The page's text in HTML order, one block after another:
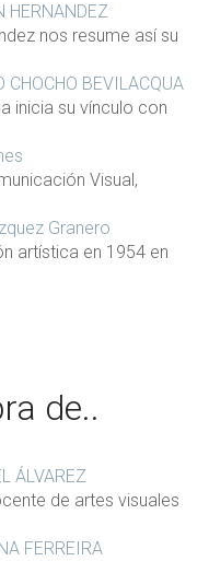
HERNANDEZ
nos resume así su
CHOCHO BEVILACQUA
inicia su vínculo con
Visual,
Granero
artística en 1954 en
de..
ÁLVAREZ
de artes visuales
FERREIRA